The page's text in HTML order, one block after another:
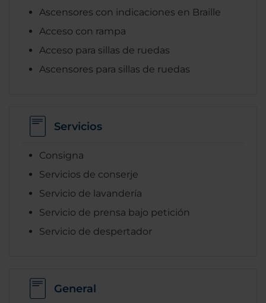
Ascensores con indicaciones en Braille
Acceso con rampa
Acceso para sillas de ruedas
Ascensores para sillas de ruedas
Servicios
Consigna
Servicios de conserje
Servicio de lavandería
Servicio de prensa bajo petición
Servicio de despertador
General